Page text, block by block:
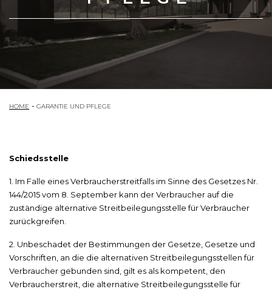
HOME GARANTIE UND PFLEGE
Schiedsstelle
1. Im Falle eines Verbraucherstreitfalls im Sinne des Gesetzes Nr.
144/2015 vom 8. September kann der Verbraucher auf die
zuständige alternative Streitbeilegungsstelle für Verbraucher
zurückgreifen.
2. Unbeschadet der Bestimmungen der Gesetze, Gesetze und
Vorschriften, an die die alternativen Streitbeilegungsstellen für
Verbraucher gebunden sind, gilt es als kompetent, den
Verbraucherstreit, die alternative Streitbeilegungsstelle für